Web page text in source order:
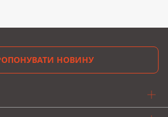
НОВИНУ